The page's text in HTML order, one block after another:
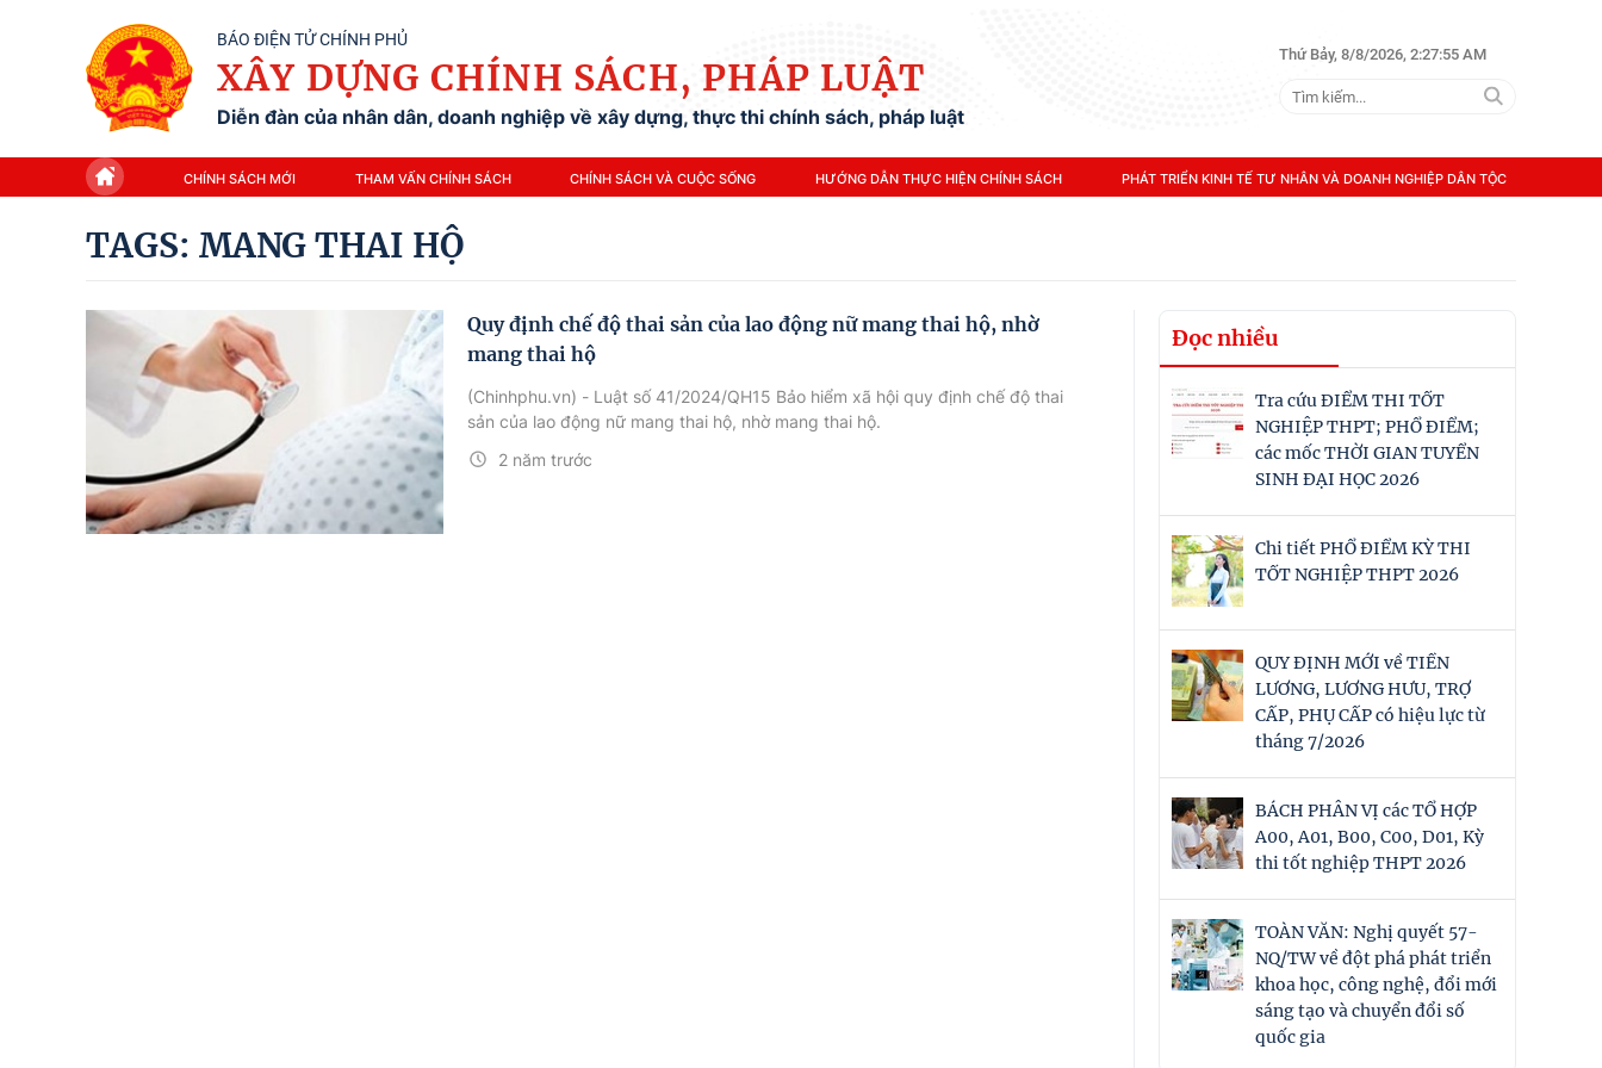
BÁO ĐIỆN TỬ CHÍNH PHỦ
XÂY DỰNG CHÍNH SÁCH, PHÁP LUẬT
Diễn đàn của nhân dân, doanh nghiệp về xây dựng, thực thi chính sách, pháp luật
Thứ Bảy, 8/8/2026, 2:27:55 AM
CHÍNH SÁCH MỚI THAM VẤN CHÍNH SÁCH CHÍNH SÁCH VÀ CUỘC SỐNG HƯỚNG DẪN THỰC HIỆN CHÍNH SÁCH PHÁT TRIỂN KINH TẾ TƯ NHÂN VÀ DOANH NGHIỆP DÂN TỘC
TAGS: MANG THAI HỘ
Quy định chế độ thai sản của lao động nữ mang thai hộ, nhờ
mang thai hộ
2 năm trước
(Chinhphu.vn) - Luật số 41/2024/QH15 Bảo hiểm xã hội quy định chế độ thai
sản của lao động nữ mang thai hộ, nhờ mang thai hộ.
Đọc nhiều
Tra cứu ĐIỂM THI TỐT
NGHIỆP THPT; PHỔ ĐIỂM;
các mốc THỜI GIAN TUYỂN
SINH ĐẠI HỌC 2026
Chi tiết PHỔ ĐIỂM KỲ THI
TỐT NGHIỆP THPT 2026
QUY ĐỊNH MỚI về TIỀN
LƯƠNG, LƯƠNG HƯU, TRỢ
CẤP, PHỤ CẤP có hiệu lực từ
tháng 7/2026
BÁCH PHÂN VỊ các TỔ HỢP
A00, A01, B00, C00, D01, Kỳ
thi tốt nghiệp THPT 2026
TOÀN VĂN: Nghị quyết 57-
NQ/TW về đột phá phát triển
khoa học, công nghệ, đổi mới
sáng tạo và chuyển đổi số
quốc gia